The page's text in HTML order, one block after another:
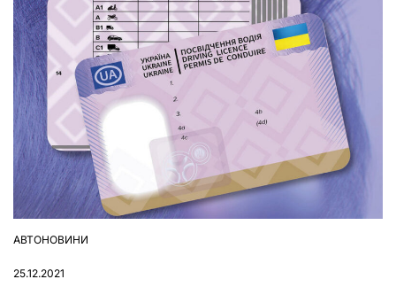
ОПУБЛІКУВАТИ
АВТОНОВИНИ
25.12.2021